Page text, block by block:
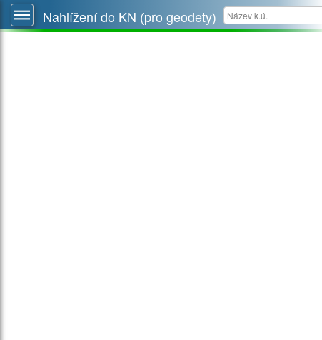
Nahlížení do KN (pro geodety)